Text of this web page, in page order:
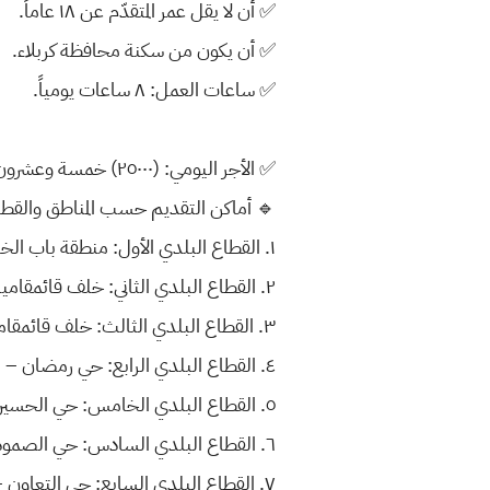
✅️ أن لا يقل عمر المتقدّم عن ١٨ عاماً.
✅ أن يكون من سكنة محافظة كربلاء.
✅ ساعات العمل: ٨ ساعات يومياً.
✅ الأجر اليومي: (٢٥٠٠٠) خمسة وعشرون ألف دينار عراقي.
🔹 أماكن التقديم حسب المناطق
١. القطاع البلدي الأول: منطقة باب الخان
٢. القطاع البلدي الثاني: خلف قائمقامية قضاء المركز
٣. القطاع البلدي الثالث: خلف قائمقامية قضاء المركز
٤. القطاع البلدي الرابع: حي رمضان – مقابل ثانوية نازك الملائكة للبنات
٥. القطاع البلدي الخامس: حي الحسين – مجاور نقابة المهندسين العراقيين / فرع كربلاء
٦. القطاع البلدي السادس: حي الصمود
٧. القطاع البلدي السابع: حي التعاون – مقابل مديرية شهداء كربلاء